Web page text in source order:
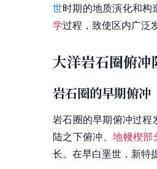
世时期的地质演化和
学过程，致使区内广泛
大洋岩石圈俯冲
岩石圈的早期俯冲
岩石圈的早期俯冲过程
陆之下俯冲、地幔楔部
长。在早白垩世，新特